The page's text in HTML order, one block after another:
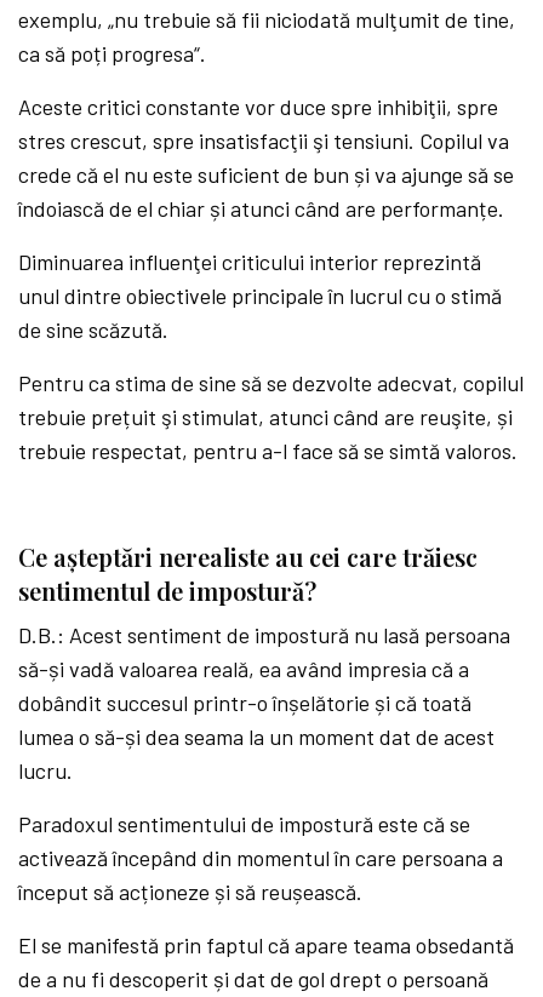
exemplu, „nu trebuie să fii niciodată mulţumit de tine,
ca să poți progresa“.
Aceste critici constante vor duce spre inhibiţii, spre
stres crescut, spre insatisfacţii şi tensiuni. Copilul va
crede că el nu este suficient de bun și va ajunge să se
îndoiască de el chiar și atunci când are performanțe.
Diminuarea influenţei criticului interior reprezintă
unul dintre obiectivele principale în lucrul cu o stimă
de sine scăzută.
Pentru ca stima de sine să se dezvolte adecvat, copilul
trebuie prețuit şi stimulat, atunci când are reuşite, și
trebuie respectat, pentru a-l face să se simtă valoros.
Ce așteptări nerealiste au cei care trăiesc
sentimentul de impostură?
D.B.: Acest sentiment de impostură nu lasă persoana
să-și vadă valoarea reală, ea având impresia că a
dobândit succesul printr-o înșelătorie și că toată
lumea o să-și dea seama la un moment dat de acest
lucru.
Paradoxul sentimentului de impostură este că se
activează începând din momentul în care persoana a
început să acționeze și să reușească.
El se manifestă prin faptul că apare teama obsedantă
de a nu fi descoperit și dat de gol drept o persoană